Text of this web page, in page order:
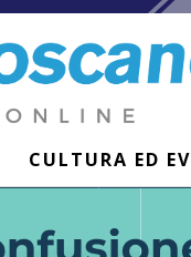
CULTURA ED